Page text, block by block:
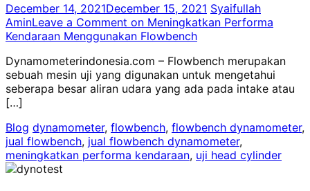
December 14, 2021December 15, 2021 Syaifullah
AminLeave a Comment on Meningkatkan Performa
Kendaraan Menggunakan Flowbench
Dynamometerindonesia.com – Flowbench merupakan
sebuah mesin uji yang digunakan untuk mengetahui
seberapa besar aliran udara yang ada pada intake atau
[…]
Blog dynamometer, flowbench, flowbench dynamometer,
jual flowbench, jual flowbench dynamometer,
meningkatkan performa kendaraan, uji head cylinder